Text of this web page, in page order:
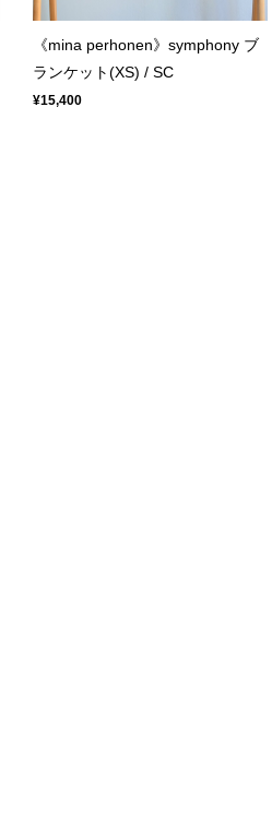
《mina perhonen》symphony ブ
ランケット(XS) / SC
¥15,400